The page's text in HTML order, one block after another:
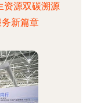
资源双碳溯源
新篇章